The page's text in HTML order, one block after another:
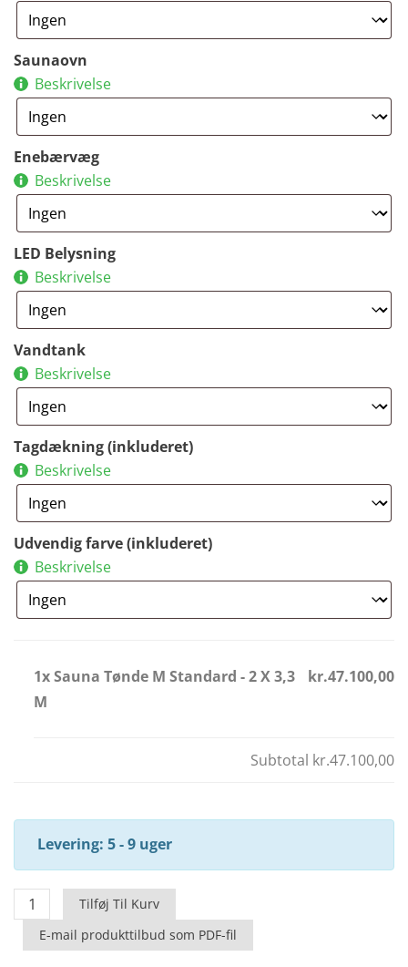
Saunaovn
Beskrivelse
Enebærvæg
Beskrivelse
LED Belysning
Beskrivelse
Vandtank
Beskrivelse
Tagdækning (inkluderet)
Beskrivelse
Udvendig farve (inkluderet)
Beskrivelse
1x Sauna Tønde M Standard - 2 X 3,3
M
kr.47.100,00
Subtotal kr.47.100,00
Levering: 5 - 9 uger
Sauna
Tønde
Tilføj Til Kurv
E-mail produkttilbud som PDF-fil